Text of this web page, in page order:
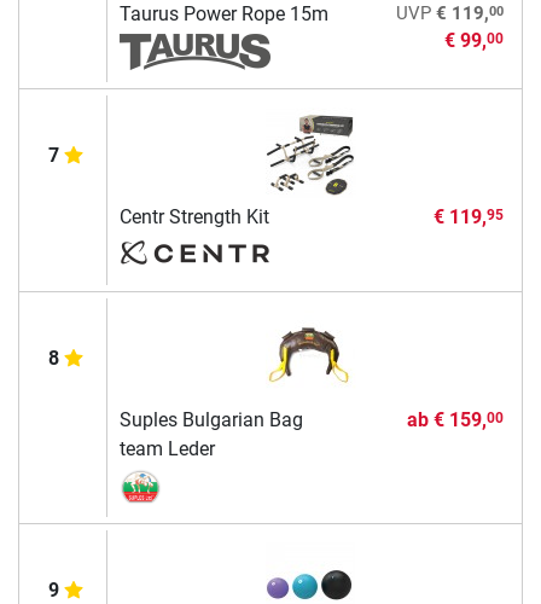
Taurus Power Rope 15m UVP € 119,00
€ 99,00
7
Centr Strength Kit € 119,95
8
Suples Bulgarian Bag
team Leder
ab € 159,00
9